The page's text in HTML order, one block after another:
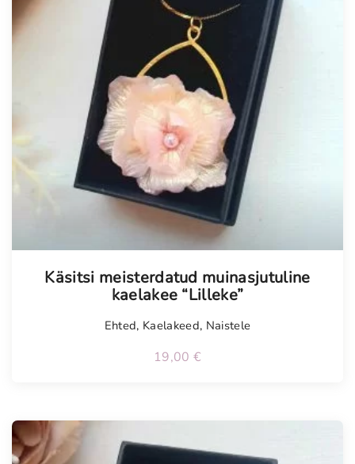
Käsitsi meisterdatud muinasjutuline
kaelakee “Lilleke”
Ehted, Kaelakeed, Naistele
19,00 €